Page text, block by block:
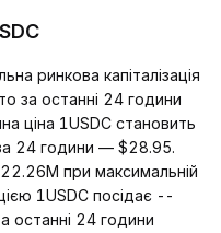
ринкова капіталізація
за останні 24 години
ціна 1USDC становить
24 години — $28.95.
22.26M при максимальній
1USDC посідає --
останні 24 години